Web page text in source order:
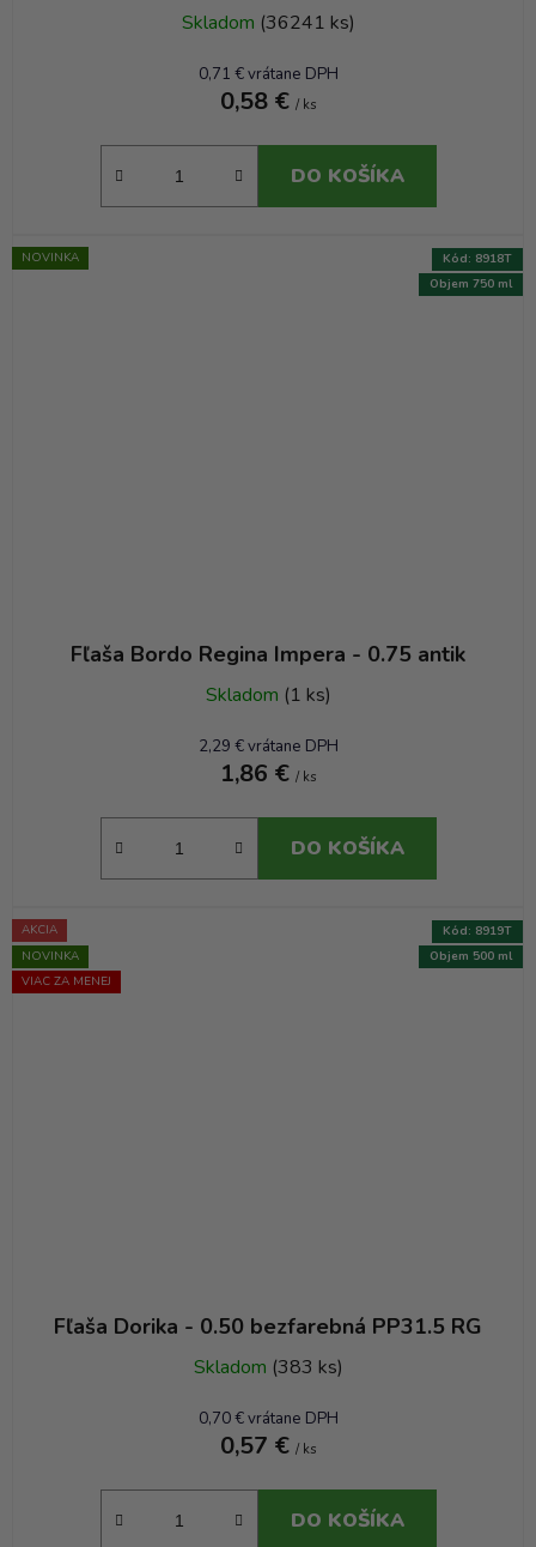
Skladom (36241 ks)
0,71 € vrátane DPH
0,58 € / ks
DO KOŠÍKA
NOVINKA
Fľaša Bordo Regina Impera - 0.75 antik
Skladom (1 ks)
2,29 € vrátane DPH
1,86 € / ks
DO KOŠÍKA
Objem 750 ml
Kód: 8918T
AKCIA
NOVINKA
VIAC ZA MENEJ
Fľaša Dorika - 0.50 bezfarebná PP31.5 RG
Skladom (383 ks)
0,70 € vrátane DPH
0,57 € / ks
DO KOŠÍKA
Objem 500 ml
Kód: 8919T